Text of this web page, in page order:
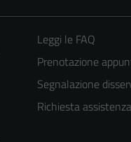
Leggi le FAQ
Prenotazione
Segnalazione
Richiesta assistenza